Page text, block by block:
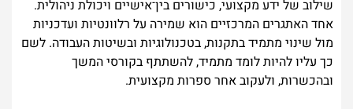
שילוב של ידע מקצועי, כישורים בין־אישיים ויכולת ניהולית.
אחד האתגרים המרכזיים הוא שמירה על רלוונטיות ועדכניות
מול שינוי מתמיד בתקנות, בטכנולוגיות ובשיטות העבודה. לשם
כך עליו להיות לומד מתמיד, להשתתף בקורסי המשך
ובהכשרות, ולעקוב אחר ספרות מקצועית.